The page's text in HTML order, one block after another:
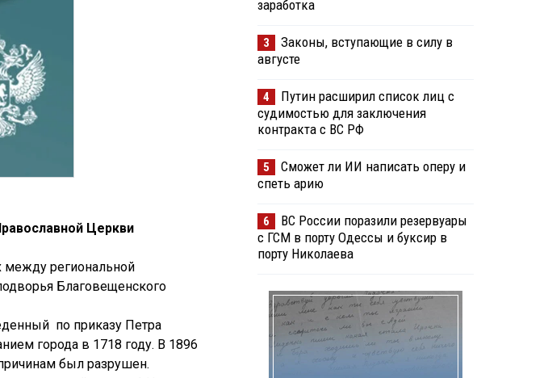
Церкви
между региональной
Благовещенского
по приказу Петра
города в 1718 году. В 1896
был разрушен.
заработка
3
Законы, вступающие в силу в
августе
4
Путин расширил список лиц с
судимостью для заключения
контракта с ВС РФ
5
Сможет ли ИИ написать оперу и
спеть арию
6
ВС России поразили резервуары
с ГСМ в порту Одессы и буксир в
порту Николаева